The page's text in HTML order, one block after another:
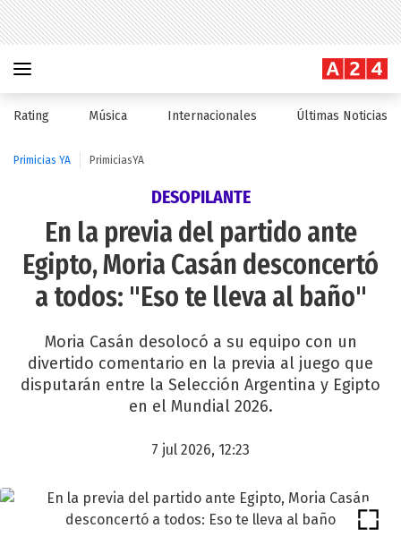
Rating Música Internacionales Últimas Noticias
Primicias YA PrimiciasYA
DESOPILANTE
En la previa del partido ante
Egipto, Moria Casán desconcertó
a todos: "Eso te lleva al baño"
Moria Casán desolocó a su equipo con un
divertido comentario en la previa al juego que
disputarán entre la Selección Argentina y Egipto
en el Mundial 2026.
7 jul 2026, 12:23